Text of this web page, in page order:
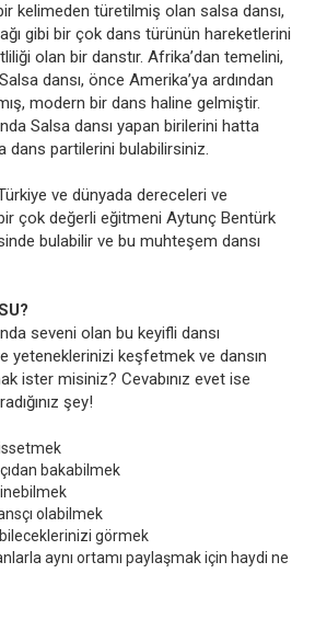
kelimeden türetilmiş olan salsa dansı,
gibi bir çok dans türünün hareketlerini
olan bir danstır. Afrika’dan temelini,
dansı, önce Amerika’ya ardından
modern bir dans haline gelmiştir.
Salsa dansı yapan birilerini hatta
dans partilerini bulabilirsiniz.
ve dünyada dereceleri ve
çok değerli eğitmeni Aytunç Bentürk
bulabilir ve bu muhteşem dansı
seveni olan bu keyifli dansı
yeteneklerinizi keşfetmek ve dansın
ister misiniz? Cevabınız evet ise
şey!
bakabilmek
olabilmek
görmek
aynı ortamı paylaşmak için haydi ne